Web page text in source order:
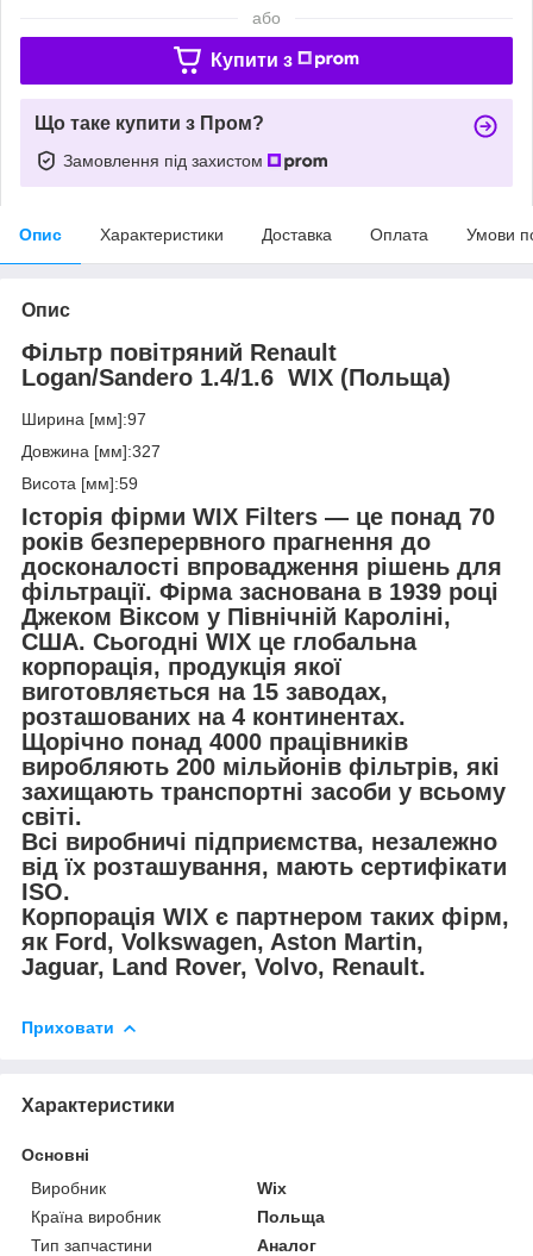
або
Купити з
Що таке купити з Пром?
Замовлення під захистом
Опис Характеристики Доставка Оплата Умови
Опис
Фільтр повітряний Renault
Logan/Sandero 1.4/1.6 WIX (Польща)
Ширина [мм]:97
Довжина [мм]:327
Висота [мм]:59
Історія фірми WIX Filters — це понад 70
років безперервного прагнення до
досконалості впровадження рішень для
фільтрації. Фірма заснована в 1939 році
Джеком Віксом у Північній Кароліні,
США. Сьогодні WIX це глобальна
корпорація, продукція якої
виготовляється на 15 заводах,
розташованих на 4 континентах.
Щорічно понад 4000 працівників
виробляють 200 мільйонів фільтрів, які
захищають транспортні засоби у всьому
світі.
Всі виробничі підприємства, незалежно
від їх розташування, мають сертифікати
ISO.
Корпорація WIX є партнером таких фірм,
як Ford, Volkswagen, Aston Martin,
Jaguar, Land Rover, Volvo, Renault.
Приховати
Характеристики
Основні
Виробник
Wix
Країна виробник
Польща
Тип запчастини
Аналог